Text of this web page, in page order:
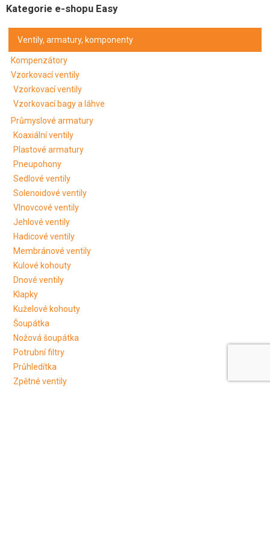
Kategorie e-shopu Easy
Ventily, armatury, komponenty
Kompenzátory
Vzorkovací ventily
Vzorkovací ventily
Vzorkovací bagy a láhve
Průmyslové armatury
Koaxiální ventily
Plastové armatury
Pneupohony
Sedlové ventily
Solenoidové ventily
Vlnovcové ventily
Jehlové ventily
Hadicové ventily
Membránové ventily
Kulové kohouty
Dnové ventily
Klapky
Kuželové kohouty
Šoupátka
Nožová šoupátka
Potrubní filtry
Průhledítka
Zpětné ventily